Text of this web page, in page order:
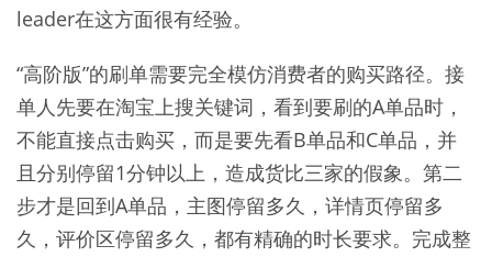
leader在这方面很有经验。
“高阶版”的刷单需要完全模仿消费者的购买路径。接
单人先要在淘宝上搜关键词，看到要刷的A单品时，
不能直接点击购买，而是要先看B单品和C单品，并
且分别停留1分钟以上，造成货比三家的假象。第二
步才是回到A单品，主图停留多久，详情页停留多
久，评价区停留多久，都有精确的时长要求。完成整